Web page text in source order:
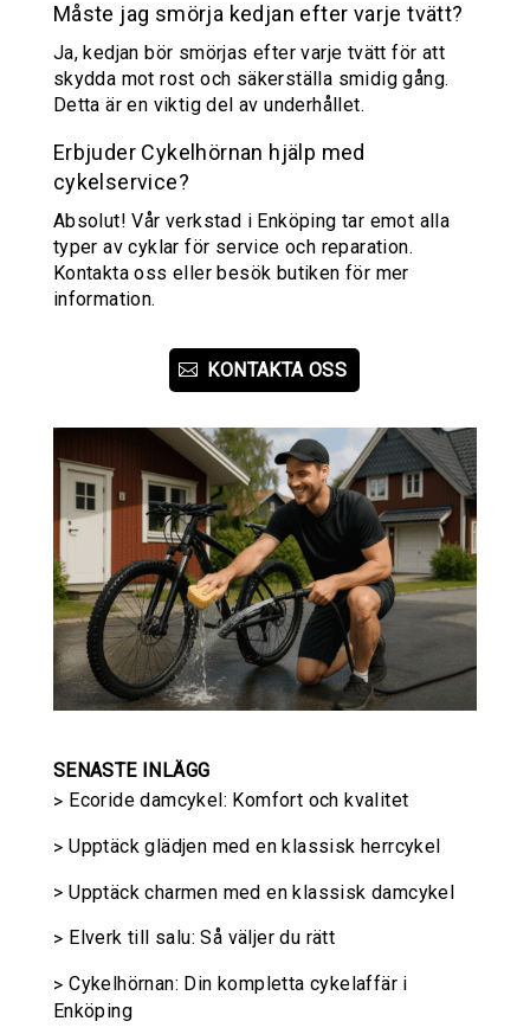
Måste jag smörja kedjan efter varje tvätt?
Ja, kedjan bör smörjas efter varje tvätt för att
skydda mot rost och säkerställa smidig gång.
Detta är en viktig del av underhållet.
Erbjuder Cykelhörnan hjälp med
cykelservice?
Absolut! Vår verkstad i Enköping tar emot alla
typer av cyklar för service och reparation.
Kontakta oss eller besök butiken för mer
information.
KONTAKTA OSS
SENASTE INLÄGG
Ecoride damcykel: Komfort och kvalitet
Upptäck glädjen med en klassisk herrcykel
Upptäck charmen med en klassisk damcykel
Elverk till salu: Så väljer du rätt
Cykelhörnan: Din kompletta cykelaffär i
Enköping